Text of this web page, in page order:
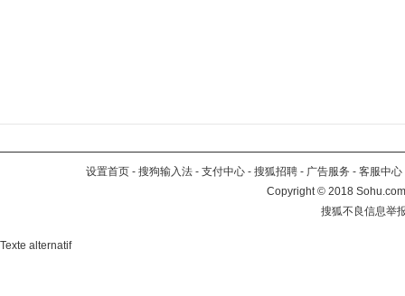
设置首页 - 搜狗输入法 - 支付中心 - 搜狐招聘 - 广告服务 - 客服中心
Copyright©2018
搜狐不良信息举
Texte alternatif